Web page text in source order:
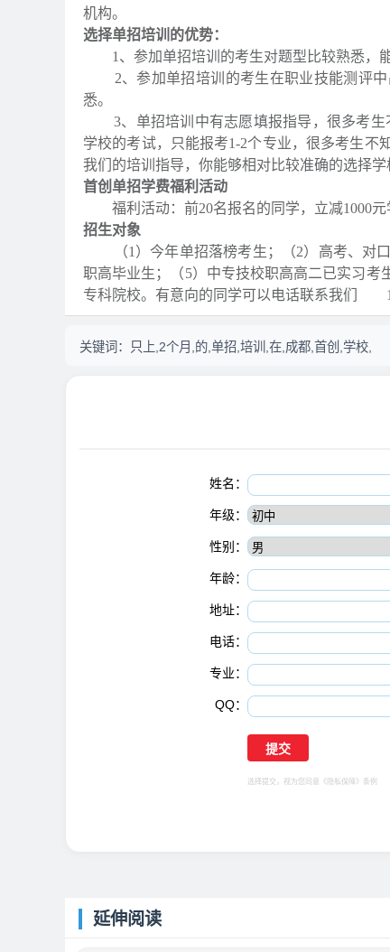
机构。
选择单招培训的优势：
1、参加单招培训的考生对题型比较熟悉，能
2、参加单招培训的考生在职业技能测评中
悉。
3、单招培训中有志愿填报指导，很多考生
学校的考试，只能报考1-2个专业，很多考生不
我们的培训指导，你能够相对比较准确的选择
首创单招学费福利活动
福利活动：前20名报名的同学，立减1000元
招生对象
（1）今年单招落榜考生；（2）高考、对口
职高毕业生；（5）中专技校职高高二已实习
专科院校。有意向的同学可以电话联系我们
关键词： 只上,2个月,的,单招,培训,在,成都,首创,学校,
姓名：
年级：
性别：
年龄：
地址：
电话：
专业：
QQ：
选择提交，视为您同意 《隐私保障》 条例
延伸阅读